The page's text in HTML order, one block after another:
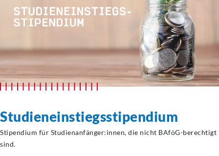
Studieneinstiegsstipendium
Stipendium für Studienanfänger:innen, die nicht BAföG-berechtigt
sind.